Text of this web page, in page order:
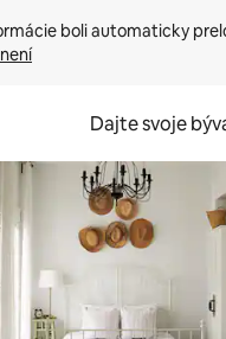
boli automaticky
Dajte svoje